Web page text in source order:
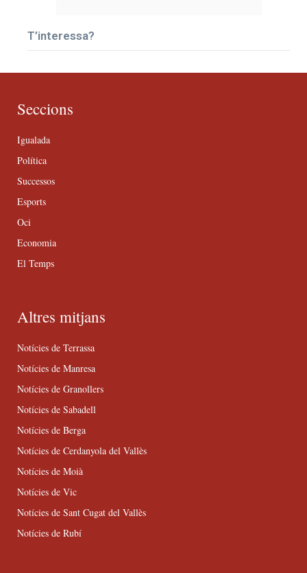
T’interessa?
Seccions
Igualada
Política
Successos
Esports
Oci
Economia
El Temps
Altres mitjans
Notícies de Terrassa
Notícies de Manresa
Notícies de Granollers
Notícies de Sabadell
Notícies de Berga
Notícies de Cerdanyola del Vallès
Notícies de Moià
Notícies de Vic
Notícies de Sant Cugat del Vallès
Notícies de Rubí